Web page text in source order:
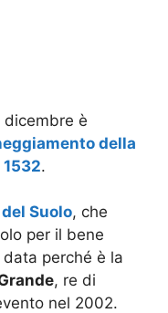
dicembre è
della
.
Suolo, che
per il bene
perché è la
, re di
nel 2002.